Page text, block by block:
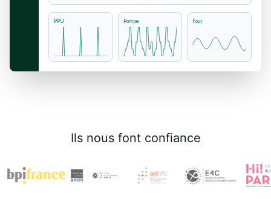
PPU Pompe Four
Ils nous font confiance